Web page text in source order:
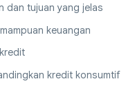
dan tujuan yang jelas
keuangan
kredit konsumtif